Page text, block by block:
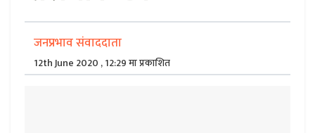
जनप्रभाव संवाददाता
12th June 2020 , 12:29 मा प्रकाशित